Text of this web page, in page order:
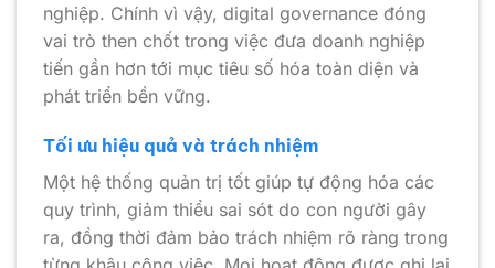
nghiệp. Chính vì vậy, digital governance đóng
vai trò then chốt trong việc đưa doanh nghiệp
tiến gần hơn tới mục tiêu số hóa toàn diện và
phát triển bền vững.
Tối ưu hiệu quả và trách nhiệm
Một hệ thống quản trị tốt giúp tự động hóa các
quy trình, giảm thiểu sai sót do con người gây
ra, đồng thời đảm bảo trách nhiệm rõ ràng trong